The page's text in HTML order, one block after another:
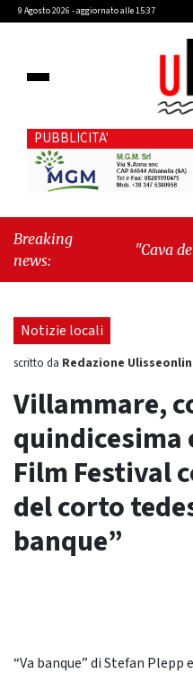
9 Agosto 2026 - aggiornato alle 15:37
PUBBLICITA'
Breaking
news:
"Cava de’
seduta
Notizie locali
scritto da Redazione
Villammare,
quindicesima
Film Festival
del corto
banque”
“Va banque” di Stefan Plepp